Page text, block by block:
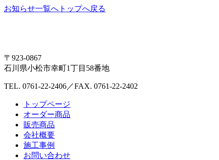
お知らせ一覧へ トップへ戻る
〒923-0867
石川県小松市幸町1丁目58番地
TEL. 0761-22-2406／FAX. 0761-22-2402
トップページ
オーダー商品
販売商品
会社概要
施工事例
お問い合わせ